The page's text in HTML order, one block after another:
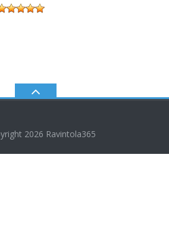
2026 Ravintola365